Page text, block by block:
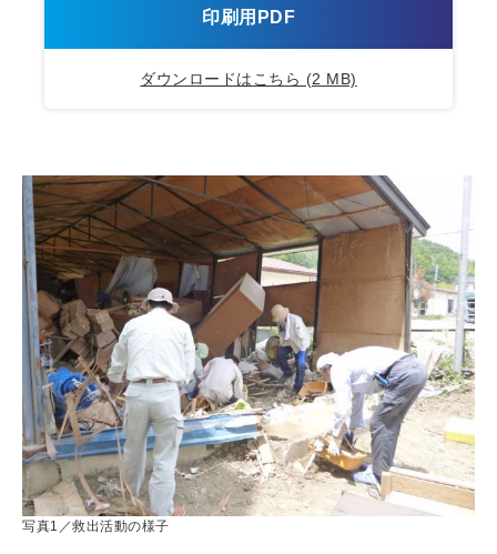
印刷用PDF
ダウンロードはこちら (2 MB)
写真1／救出活動の様子